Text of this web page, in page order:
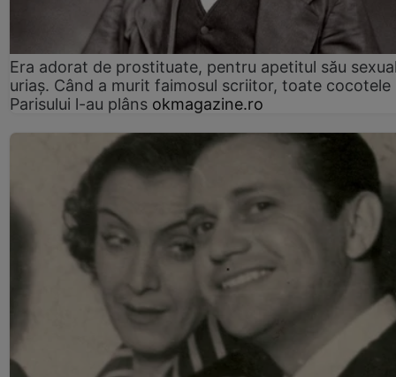
Era adorat de prostituate, pentru apetitul său
uriaș. Când a murit faimosul scriitor, toate cocotele
Parisului l-au plâns okmagazine.ro